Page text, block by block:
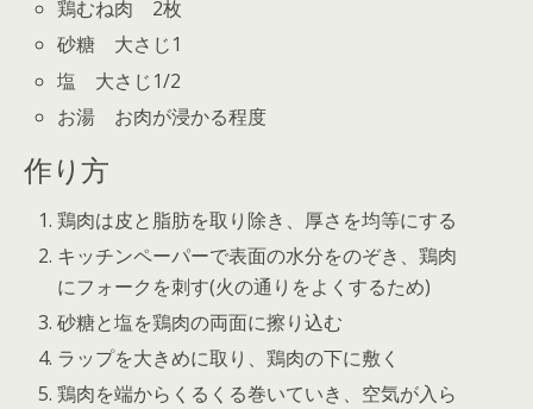
鶏むね肉 2枚
砂糖 大さじ1
塩 大さじ1/2
お湯 お肉が浸かる程度
作り方
鶏肉は皮と脂肪を取り除き、厚さを均等にする
キッチンペーパーで表面の水分をのぞき、鶏肉
にフォークを刺す(火の通りをよくするため)
砂糖と塩を鶏肉の両面に擦り込む
ラップを大きめに取り、鶏肉の下に敷く
鶏肉を端からくるくる巻いていき、空気が入ら